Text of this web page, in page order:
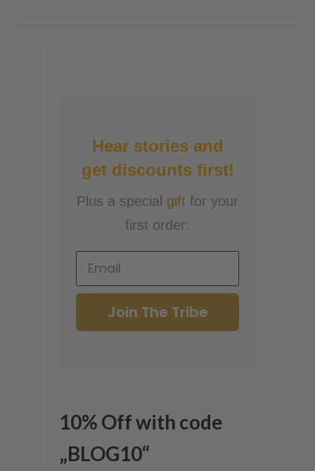
Hear stories and
get discounts first!
Plus a special gift for your
first order:
Join The Tribe
10% Off with code
„BLOG10“